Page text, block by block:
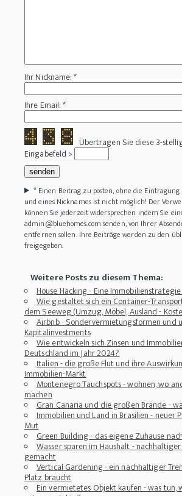
Ihr Nickname: *
Ihre Email: *
Übertragen Sie diese 3-
Eingabefeld >
* Einen Beitrag zu posten, ohne die
und eines Nicknames ist nicht möglich! Der
können Sie jederzeit widersprechen indem Sie
admin@bluehomes.com senden, von Ihrer
entfernen sollen. Ihre Beiträge werden zu den
freigegeben.
Weitere Posts zu diesem Thema:
House Hacking - Eine
Wie gestaltet sich ein Container-
dem Seeweg (Umzug, Möbel, Ausland -
Airbnb - Sondervermietungsformen und
Kapitalinvestments
Wie entwickeln sich Zinsen und
Deutschland im Jahr 2024?
Italien - die große Flut und ihre
Immobilien-Markt
Montenegro Tauchspots - wohnen, wo
machen
Gran Canaria und die großen Brände -
Immobilien und Land in Brasilien - neuer
Mut
Green Building - das eigene Zuhause
Wasser sparen im Haushalt -
gemacht
Vertical Gardening - ein nachhaltiger
Platz braucht
Ein vermietetes Objekt kaufen - was tun,